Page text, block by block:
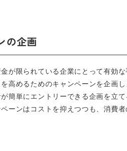
の企画
が限られている企業にとって有効
高めるためのキャンペーンを企画
簡単にエントリーできる企画を立
ーンはコストを抑えつつも、消費